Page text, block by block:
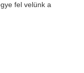
fel velünk a